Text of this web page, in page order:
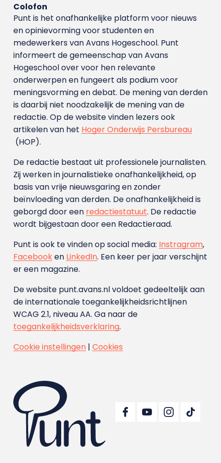
Colofon
Punt is het onafhankelijke platform voor nieuws
en opinievorming voor studenten en
medewerkers van Avans Hoge­school. Punt
informeert de gemeenschap van Avans
Hogeschool over voor hen relevante
onderwerpen en fungeert als podium voor
meningsvorming en debat. De mening van derden
is daarbij niet noodzakelijk de mening van de
redactie. Op de website vinden lezers ook
artikelen van het Hoger Onderwijs Persbureau
(HOP).
De redactie bestaat uit professionele journalisten.
Zij werken in journalistieke onafhankelijkheid, op
basis van vrije nieuwsgaring en zonder
beïnvloeding van derden. De onafhankelijkheid is
geborgd door een redactiestatuut. De redactie
wordt bijgestaan door een Redactieraad.
Punt is ook te vinden op social media: Instragram,
Facebooken LinkedIn. Een keer per jaar verschijnt
er een magazine.
De website punt.avans.nl voldoet gedeeltelijk aan
de internationale toegankelijkheidsrichtlijnen
WCAG 2.1, niveau AA. Ga naar de
toegankelijkheidsverklaring.
Cookie instellingen| Cookies